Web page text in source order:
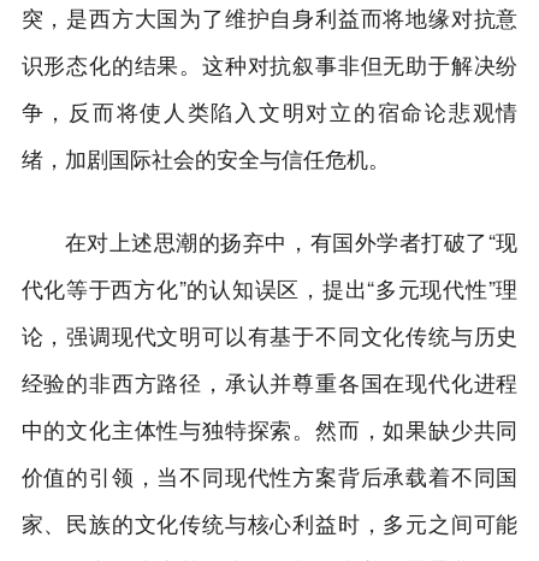
突，是西方大国为了维护自身利益而将地缘对抗意
识形态化的结果。这种对抗叙事非但无助于解决纷
争，反而将使人类陷入文明对立的宿命论悲观情
绪，加剧国际社会的安全与信任危机。
在对上述思潮的扬弃中，有国外学者打破了“现
代化等于西方化”的认知误区，提出“多元现代性”理
论，强调现代文明可以有基于不同文化传统与历史
经验的非西方路径，承认并尊重各国在现代化进程
中的文化主体性与独特探索。然而，如果缺少共同
价值的引领，当不同现代性方案背后承载着不同国
家、民族的文化传统与核心利益时，多元之间可能